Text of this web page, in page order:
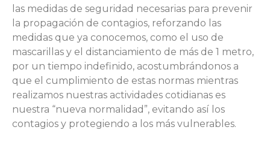
las medidas de seguridad necesarias para prevenir
la propagación de contagios, reforzando las
medidas que ya conocemos, como el uso de
mascarillas y el distanciamiento de más de 1 metro,
por un tiempo indefinido, acostumbrándonos a
que el cumplimiento de estas normas mientras
realizamos nuestras actividades cotidianas es
nuestra “nueva normalidad”, evitando así los
contagios y protegiendo a los más vulnerables.